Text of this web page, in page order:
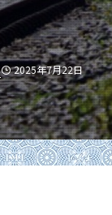
2025年7月22日